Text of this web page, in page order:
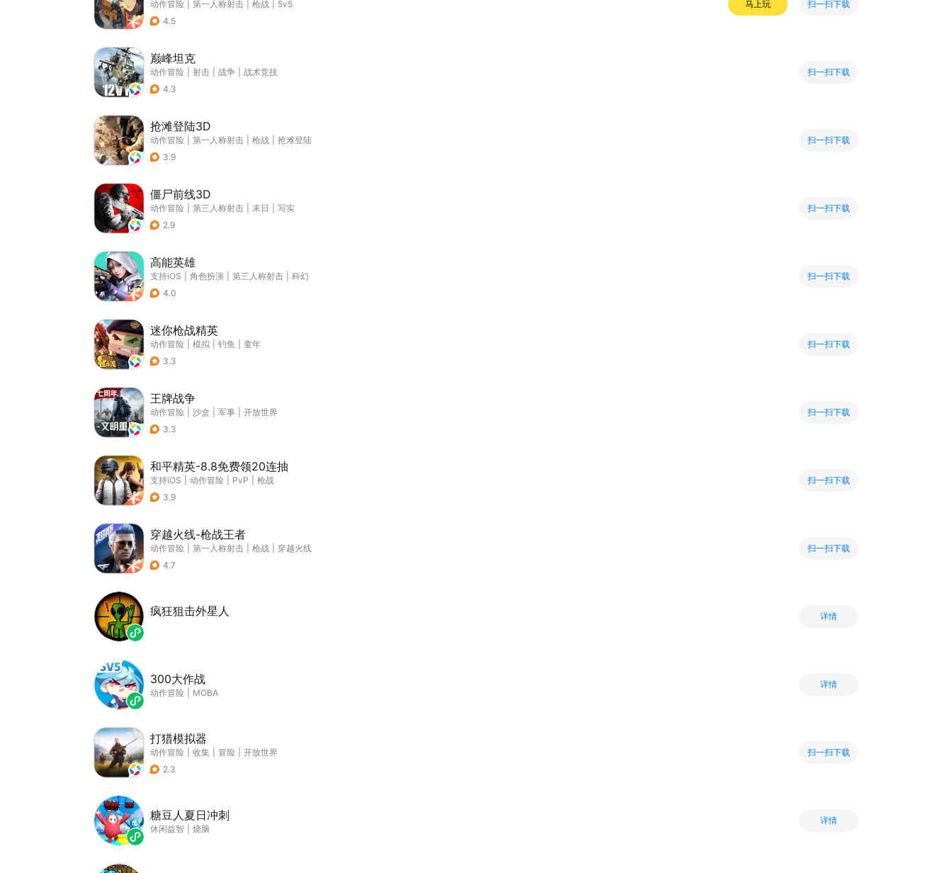
动作冒险 第一人称射击 枪战
5v5
4.5
马上玩 扫一扫下载
巅峰坦克
动作冒险 射击 战争
战术竞技
4.3
扫一扫下载
抢滩登陆3D
动作冒险 第一人称射击 枪战
抢滩登陆
3.9
扫一扫下载
僵尸前线3D
动作冒险 第三人称射击 末日
写实
2.9
扫一扫下载
高能英雄
支持iOS 角色扮演 第三人称射击
科幻
4.0
扫一扫下载
迷你枪战精英
动作冒险 模拟 钓鱼
童年
3.3
扫一扫下载
王牌战争
动作冒险 沙盒 军事
开放世界
3.3
扫一扫下载
和平精英-8.8免费领20连抽
支持iOS 动作冒险 PvP
枪战
3.9
扫一扫下载
穿越火线-枪战王者
动作冒险 第一人称射击 枪战
穿越火线
4.7
扫一扫下载
疯狂狙击外星人 详情
300大作战
动作冒险 MOBA
详情
打猎模拟器
动作冒险 收集 冒险
开放世界
2.3
扫一扫下载
糖豆人夏日冲刺
休闲益智 烧脑
详情